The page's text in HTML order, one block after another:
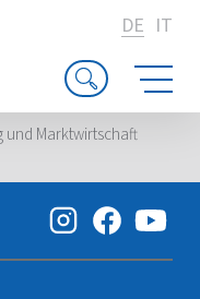
DE IT
und Marktwirtschaft